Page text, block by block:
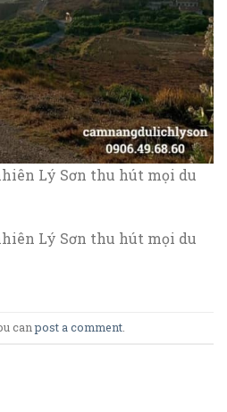
Lý Sơn thu hút mọi du
Lý Sơn thu hút mọi du
canpost a comment.